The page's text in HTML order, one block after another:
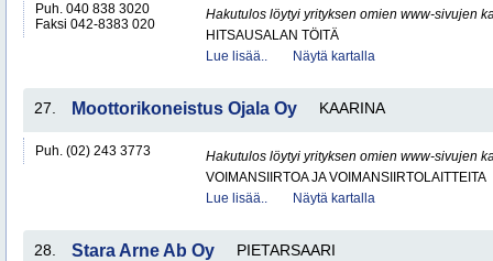
Puh. 040 838 3020
Faksi 042-8383 020
Hakutulos löytyi yrityksen omien www-sivujen
HITSAUSALAN TÖITÄ
Lue lisää..
Näytä kartalla
27. Moottorikoneistus Ojala Oy KAARINA
Puh. (02) 243 3773
Hakutulos löytyi yrityksen omien www-sivujen
VOIMANSIIRTOA JA VOIMANSIIRTOLAITTEITA
Lue lisää..
Näytä kartalla
28. Stara Arne Ab Oy PIETARSAARI